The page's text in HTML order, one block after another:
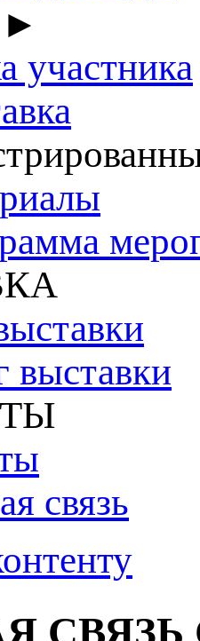
►
участника
выставки
связь